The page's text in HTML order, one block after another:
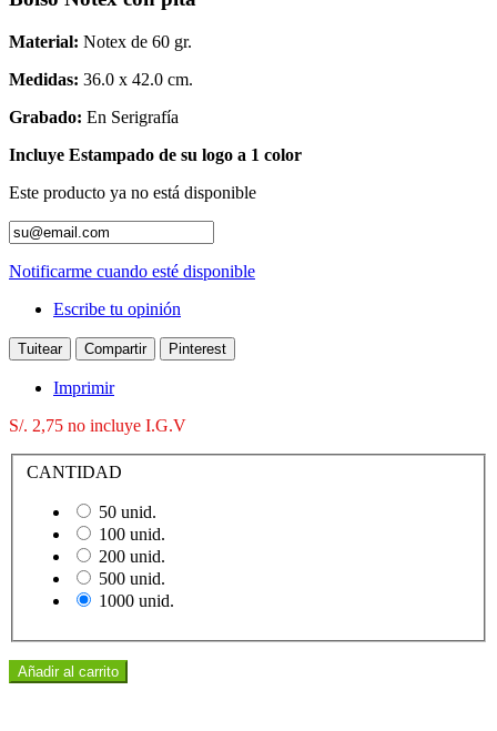
Material: Notex de 60 gr.
Medidas: 36.0 x 42.0 cm.
Grabado: En Serigrafía
Incluye Estampado de su logo a 1 color
Este producto ya no está disponible
Notificarme cuando esté disponible
Escribe tu opinión
Tuitear Compartir Pinterest
Imprimir
S/. 2,75 no incluye I.G.V
CANTIDAD
50 unid.
100 unid.
200 unid.
500 unid.
1000 unid.
Añadir al carrito